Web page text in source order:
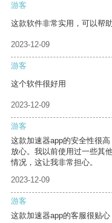
游客
这款软件非常实用，可以帮
2023-12-09
游客
这个软件很好用
2023-12-09
游客
这款加速器app的安全性很
放心。我以前使用过一些其
情况，这让我非常担心。
2023-12-09
游客
这款加速器app的客服很贴